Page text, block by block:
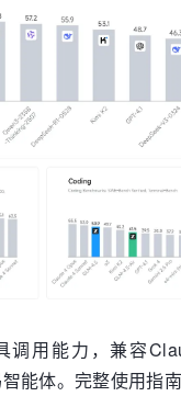
调用能力，兼容
能体。完整使用指